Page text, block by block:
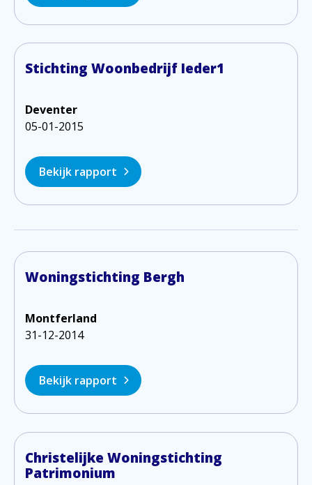
Stichting Woonbedrijf Ieder1
Deventer
05-01-2015
Bekijk rapport
Woningstichting Bergh
Montferland
31-12-2014
Bekijk rapport
Christelijke Woningstichting
Patrimonium